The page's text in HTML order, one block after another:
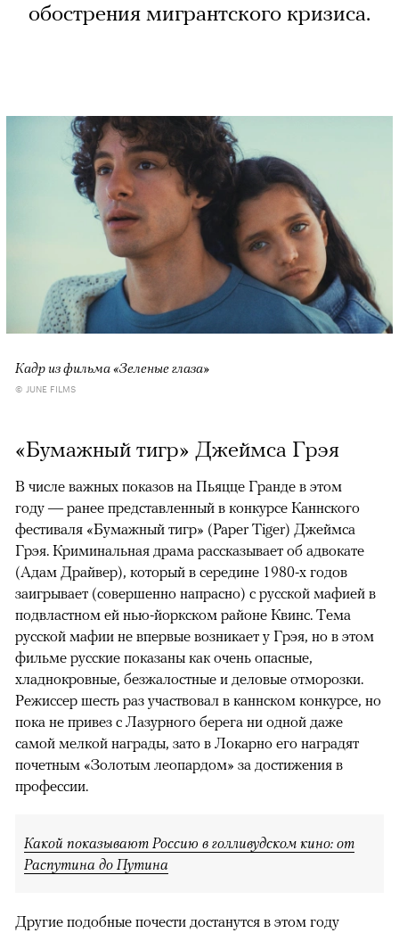
обострения мигрантского кризиса.
Кадр из фильма «Зеленые глаза»
© JUNE FILMS
«Бумажный тигр» Джеймса Грэя
В числе важных показов на Пьяцце Гранде в этом
году — ранее представленный в конкурсе Каннского
фестиваля «Бумажный тигр» (Paper Tiger) Джеймса
Грэя. Криминальная драма рассказывает об адвокате
(Адам Драйвер), который в середине 1980-х годов
заигрывает (совершенно напрасно) с русской мафией в
подвластном ей нью-йоркском районе Квинс. Тема
русской мафии не впервые возникает у Грэя, но в этом
фильме русские показаны как очень опасные,
хладнокровные, безжалостные и деловые отморозки.
Режиссер шесть раз участвовал в каннском конкурсе, но
пока не привез с Лазурного берега ни одной даже
самой мелкой награды, зато в Локарно его наградят
почетным «Золотым леопардом» за достижения в
профессии.
Какой показывают Россию в голливудском кино: от
Распутина до Путина
Другие подобные почести достанутся в этом году